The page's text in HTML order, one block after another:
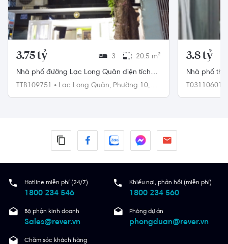
3.75 tỷ 3 20.5 m²
Nhà phố đường Lạc Long Quân diện tích
đất 20.5m2, khu dân cư hiện hữu.
TTB109751 • Lạc Long Quân, Phường 10,
3.8 tỷ
Nhà phố
rộng thoáng.
T03110601
Hotline miễn phí (24/7)
1800 234 546
Khiếu nại, phản hồi (miễn phí)
1800 234 560
Bộ phận kinh doanh
Sales@rever.vn
Phòng dự án
phongduan@rever.vn
Chăm sóc khách hàng